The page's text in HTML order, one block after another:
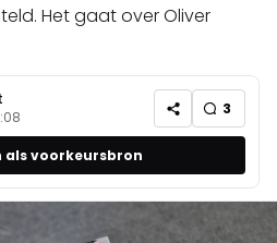
Het gaat over Oliver
3
als voorkeursbron